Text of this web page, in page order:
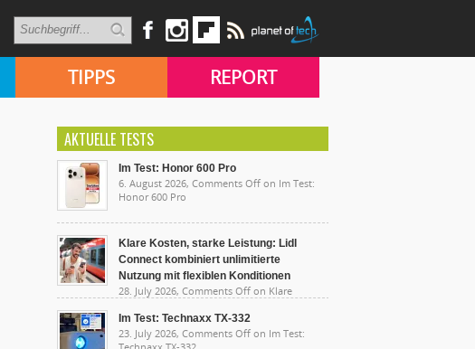
TIPPS REPORT
AKTUELLE TESTS
Im Test: Honor 600 Pro
6. August 2026, Comments Off on Im Test:
Honor 600 Pro
Klare Kosten, starke Leistung: Lidl
Connect kombiniert unlimitierte
Nutzung mit flexiblen Konditionen
28. July 2026, Comments Off on Klare
unlimitierte Nutzung mit flexiblen Konditionen
Im Test: Technaxx TX-332
23. July 2026, Comments Off on Im Test: